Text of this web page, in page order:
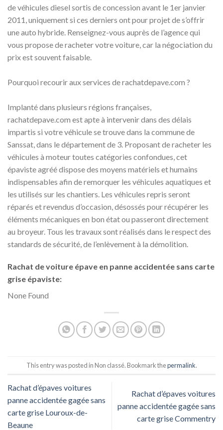
de véhicules diesel sortis de concession avant le 1er janvier
2011, uniquement si ces derniers ont pour projet de s’offrir
une auto hybride. Renseignez-vous auprès de l’agence qui
vous propose de racheter votre voiture, car la négociation du
prix est souvent faisable.
Pourquoi recourir aux services de rachatdepave.com ?
Implanté dans plusieurs régions françaises,
rachatdepave.com est apte à intervenir dans des délais
impartis si votre véhicule se trouve dans la commune de
Sanssat, dans le département de 3. Proposant de racheter les
véhicules à moteur toutes catégories confondues, cet
épaviste agréé dispose des moyens matériels et humains
indispensables afin de remorquer les véhicules aquatiques et
les utilisés sur les chantiers. Les véhicules repris seront
réparés et revendus d’occasion, désossés pour récupérer les
éléments mécaniques en bon état ou passeront directement
au broyeur. Tous les travaux sont réalisés dans le respect des
standards de sécurité, de l’enlèvement à la démolition.
Rachat de voiture épave en panne accidentée sans carte
grise épaviste:
None Found
This entry was posted in Non classé. Bookmark thepermalink.
Rachat d’épaves voitures
panne accidentée gagée sans
carte grise Louroux-de-
Beaune
Rachat d’épaves voitures
panne accidentée gagée sans
carte grise Commentry